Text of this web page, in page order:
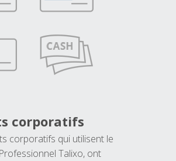
corporatifs
corporatifs qui utilisent le
Talixo, ont